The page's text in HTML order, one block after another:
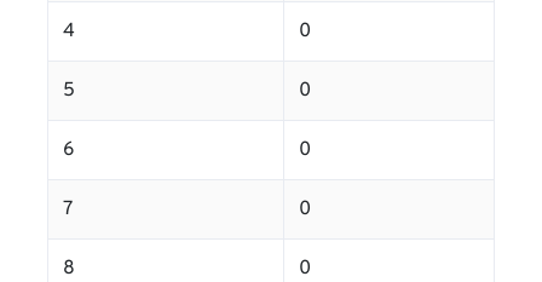
4 0
5 0
6 0
7 0
8 0